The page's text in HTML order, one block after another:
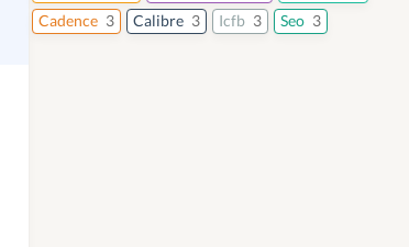
Cadence 3 Calibre 3 Icfb 3 Seo 3